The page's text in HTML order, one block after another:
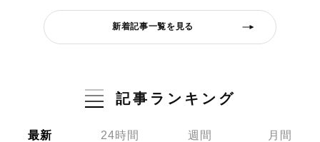
新着記事一覧を見る
記事ランキング
最新 24時間 週間 月間